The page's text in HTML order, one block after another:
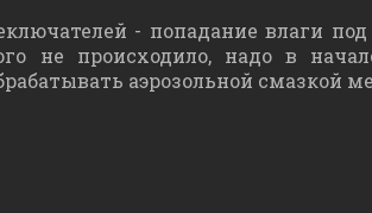
- попадание влаги
не происходило, надо в
аэрозольной смазкой